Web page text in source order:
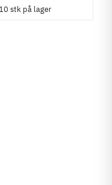
10 stk på lager